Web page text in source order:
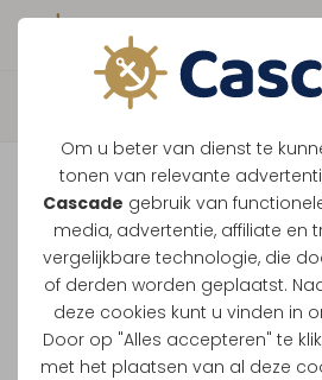
Om u beter van dienst te
tonen van relevante
Cascade gebruik van
media, advertentie, affiliate en
vergelijkbare technologie, die
of derden worden geplaatst.
deze cookies kunt u vinden in
Door op "Alles accepteren" te
met het plaatsen van al deze
Boek direct je
Vaar je
Ondanks de lage
onze vaarten
Bekijk onze